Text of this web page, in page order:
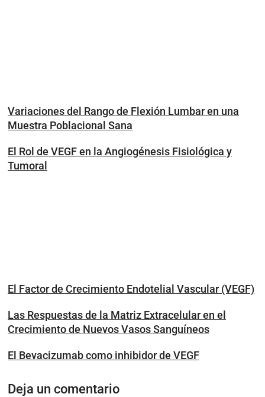
Variaciones del Rango de Flexión Lumbar en una
Muestra Poblacional Sana
El Rol de VEGF en la Angiogénesis Fisiológica y
Tumoral
El Factor de Crecimiento Endotelial Vascular (VEGF)
Las Respuestas de la Matriz Extracelular en el
Crecimiento de Nuevos Vasos Sanguíneos
El Bevacizumab como inhibidor de VEGF
Deja un comentario